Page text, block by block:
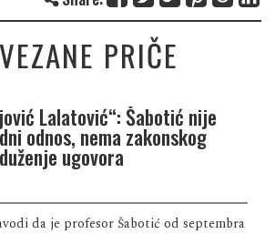
PRIČE
Lalatović“: Šabotić nije
odnos, nema zakonskog
ugovora
da je profesor Šabotić od septembra